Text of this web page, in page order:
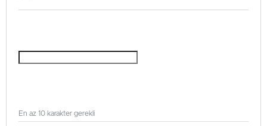
En az 10 karakter gerekli